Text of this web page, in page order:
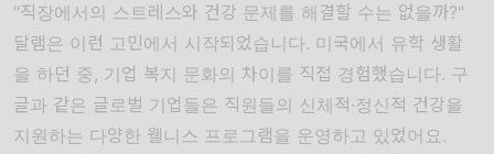
"직장에서의 스트레스와 건강 문제를 해결할 수는 없을까?"
달램은 이런 고민에서 시작되었습니다. 미국에서 유학 생활
을 하던 중, 기업 복지 문화의 차이를 직접 경험했습니다. 구
글과 같은 글로벌 기업들은 직원들의 신체적·정신적 건강을
지원하는 다양한 웰니스 프로그램을 운영하고 있었어요.